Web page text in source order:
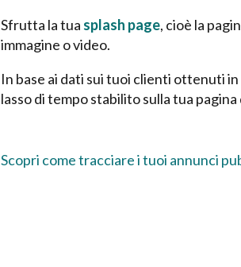
Sfrutta la tua splash page, cioè la
immagine o video.
In base ai dati sui tuoi clienti ottenuti
lasso di tempo stabilito sulla tua pagina
Scopri come tracciare i tuoi annunci